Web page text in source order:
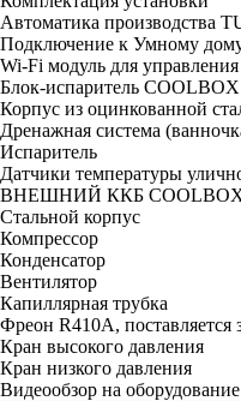
Автоматика производства
Подключение к Умному
Wi-Fi модуль для
Блок-испаритель
Корпус из оцинкованной
Дренажная система
Испаритель
Датчики температуры
ВНЕШНИЙ ККБ
Стальной корпус
Компрессор
Конденсатор
Вентилятор
Капиллярная трубка
Фреон R410A, поставляется
Кран высокого давления
Кран низкого давления
Видеообзор на оборудование